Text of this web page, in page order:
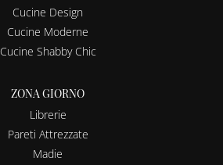
Cucine Design
Cucine Moderne
Cucine Shabby Chic
ZONA GIORNO
Librerie
Pareti Attrezzate
Madie